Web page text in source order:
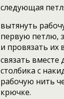
следующая
вытянуть
первую петлю,
и провязать их
связать
столбика с
рабочую нить
крючке.